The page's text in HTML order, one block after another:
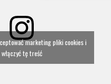
marketing pliki cookies i
włączyć tę treść